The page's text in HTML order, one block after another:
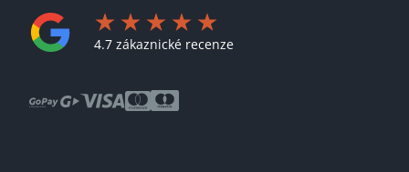
4.7 zákaznické recenze